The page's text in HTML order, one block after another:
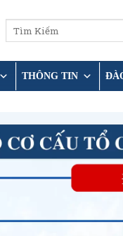
THÔNG TIN